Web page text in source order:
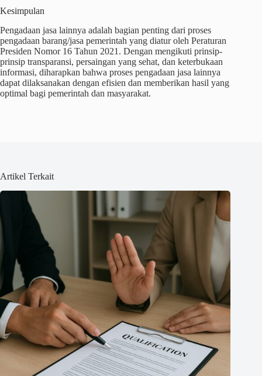
Kesimpulan
Pengadaan jasa lainnya adalah bagian penting dari proses
pengadaan barang/jasa pemerintah yang diatur oleh Peraturan
Presiden Nomor 16 Tahun 2021. Dengan mengikuti prinsip-
prinsip transparansi, persaingan yang sehat, dan keterbukaan
informasi, diharapkan bahwa proses pengadaan jasa lainnya
dapat dilaksanakan dengan efisien dan memberikan hasil yang
optimal bagi pemerintah dan masyarakat.
Artikel Terkait